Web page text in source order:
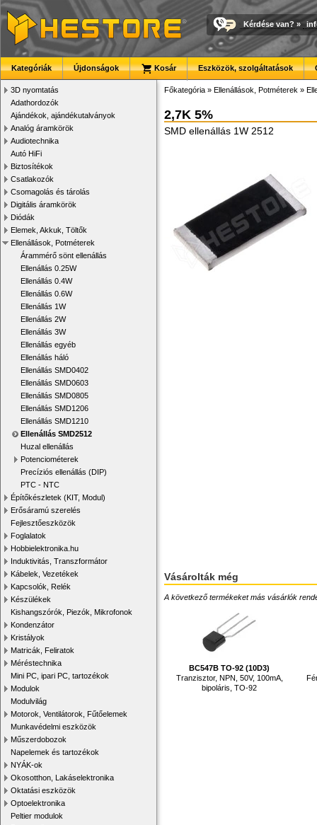
Kérdése van? »
Kategóriák Újdonságok Kosár Eszközök, szolgáltatások
3D nyomtatás
Adathordozók
Ajándékok, ajándékutalványok
Analóg áramkörök
Audiotechnika
Autó HiFi
Biztosítékok
Csatlakozók
Csomagolás és tárolás
Digitális áramkörök
Diódák
Elemek, Akkuk, Töltők
Ellenállások, Potméterek
Árammérő sönt ellenállás
Ellenállás 0.25W
Ellenállás 0.4W
Ellenállás 0.6W
Ellenállás 1W
Ellenállás 2W
Ellenállás 3W
Ellenállás egyéb
Ellenállás háló
Ellenállás SMD0402
Ellenállás SMD0603
Ellenállás SMD0805
Ellenállás SMD1206
Ellenállás SMD1210
Ellenállás SMD2512
Huzal ellenállás
Potenciométerek
Precíziós ellenállás (DIP)
PTC - NTC
Építőkészletek (KIT, Modul)
Erősáramú szerelés
Fejlesztőeszközök
Foglalatok
Hobbielektronika.hu
Induktivitás, Transzformátor
Kábelek, Vezetékek
Kapcsolók, Relék
Készülékek
Kishangszórók, Piezók, Mikrofonok
Kondenzátor
Kristályok
Matricák, Feliratok
Méréstechnika
Mini PC, ipari PC, tartozékok
Modulok
Modulvilág
Motorok, Ventilátorok, Fűtőelemek
Munkavédelmi eszközök
Műszerdobozok
Napelemek és tartozékok
NYÁK-ok
Okosotthon, Lakáselektronika
Oktatási eszközök
Optoelektronika
Peltier modulok
Főkategória » Ellenállások, Potméterek »
2,7K 5%
SMD ellenállás 1W 2512
Vásárolták még
A következő termékeket más vásárlók
BC547B TO-92 (10D3)
Tranzisztor, NPN, 50V, 100mA,
bipoláris, TO-92